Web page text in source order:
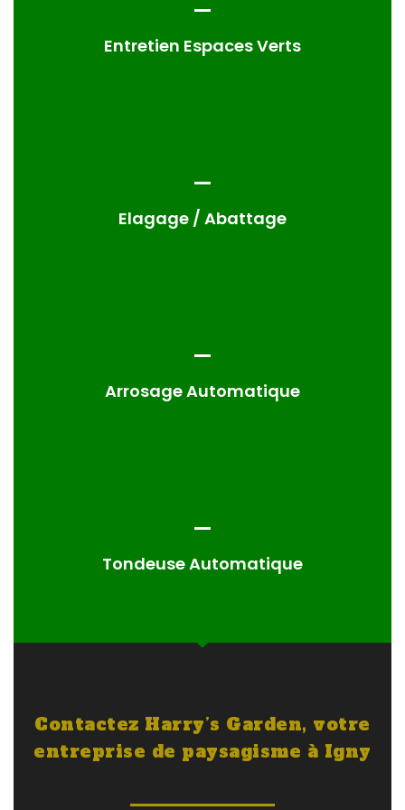
Entretien Espaces Verts
Elagage / Abattage
Arrosage Automatique
Tondeuse Automatique
Contactez Harry’s Garden, votre
entreprise de paysagisme à Igny